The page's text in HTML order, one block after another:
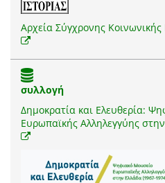
Αρχεία Σύγχρονης Κοινωνικής
συλλογή
Δημοκρατία και Ελευθερία:
Ευρωπαϊκής Αλληλεγγύης